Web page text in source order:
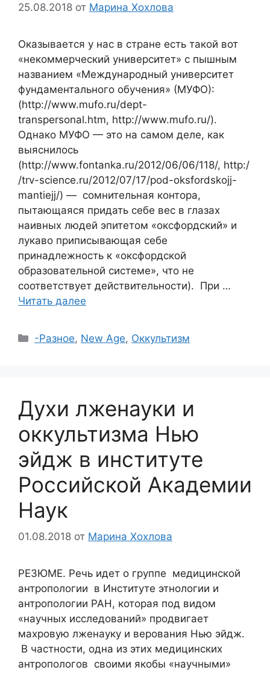
25.08.2018 от Марина Хохлова
Оказывается у нас в стране есть такой вот
«некоммерческий университет» с пышным
названием «Международный университет
фундаментального обучения» (МУФО):
(http://www.mufo.ru/dept-
transpersonal.htm, http://www.mufo.ru/).
Однако МУФО — это на самом деле, как
выяснилось
(http://www.fontanka.ru/2012/06/06/118/, http:/
/trv-science.ru/2012/07/17/pod-oksfordskojj-
mantiejj/) — сомнительная контора,
пытающаяся придать себе вес в глазах
наивных людей эпитетом «оксфордский» и
лукаво приписывающая себе
принадлежность к «оксфордской
образовательной системе», что не
соответствует действительности). При …
Читать далее
Рубрики
-Разное, New Age, Оккультизм
Духи лженауки и
оккультизма Нью
эйдж в институте
Российской Академии
Наук
01.08.2018 от Марина Хохлова
РЕЗЮМЕ. Речь идет о группе медицинской
антропологии в Институте этнологии и
антропологии РАН, которая под видом
«научных исследований» продвигает
махровую лженауку и верования Нью эйдж.
В частности, одна из этих медицинских
антропологов своими якобы «научными»